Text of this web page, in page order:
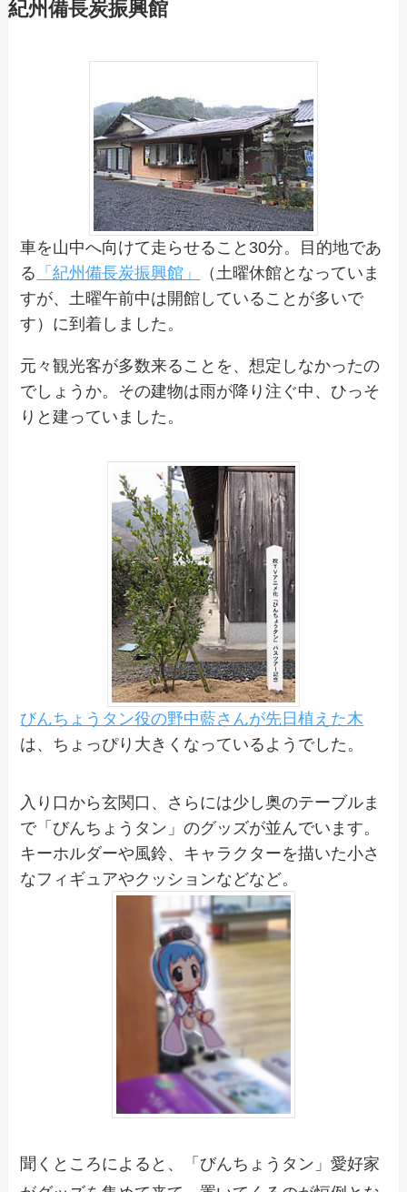
紀州備長炭振興館
車を山中へ向けて走らせること30分。目的地であ
る 「紀州備長炭振興館」
（土曜休館となっていま
すが、土曜午前中は開館していることが多いで
す）に到着しました。
元々観光客が多数来ることを、想定しなかったの
でしょうか。その建物は雨が降り注ぐ中、ひっそ
りと建っていました。
びんちょうタン役の野中藍さんが先日植えた木
は、ちょっぴり大きくなっているようでした。
入り口から玄関口、さらには少し奥のテーブルま
で「びんちょうタン」のグッズが並んでいます。
キーホルダーや風鈴、キャラクターを描いた小さ
なフィギュアやクッションなどなど。
聞くところによると、「びんちょうタン」愛好家